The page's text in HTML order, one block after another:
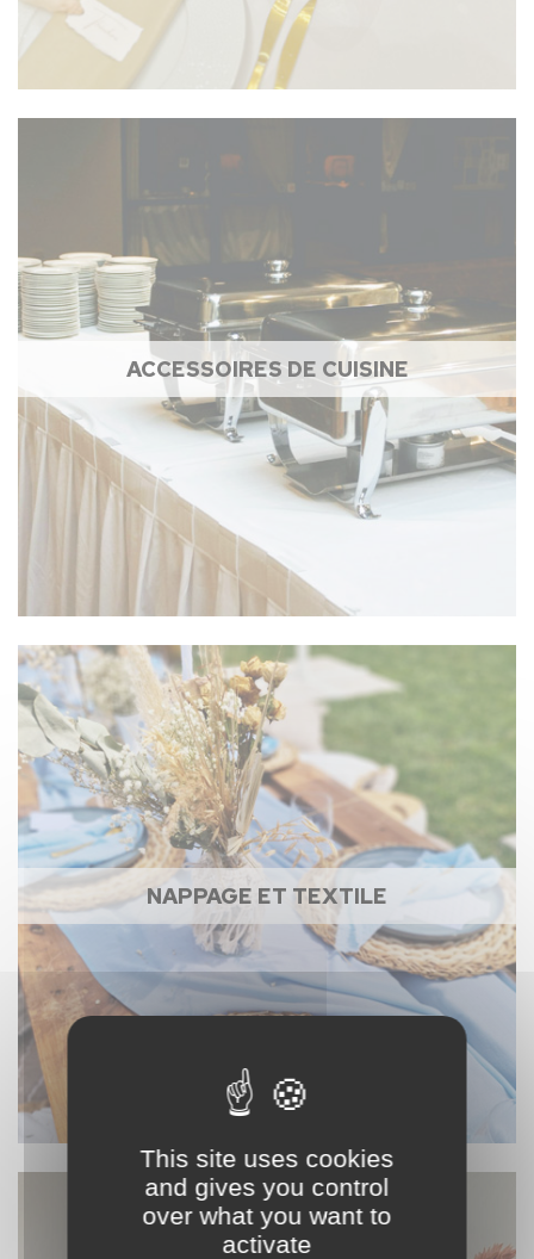
ACCESSOIRES DE CUISINE
NAPPAGE ET TEXTILE
This site uses cookies
and gives you control
over what you want to
activate